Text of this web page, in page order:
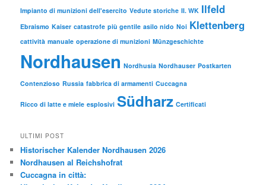
Impianto di munizioni dell'esercito Vedute storiche II. WK Ilfeld
Ebraismo Kaiser catastrofe più gentile asilo nido Noi Klettenberg
cattività manuale operazione di munizioni Münzgeschichte
Nordhausen Nordhusia Nordhauser Postkarten
Contenzioso Russia fabbrica di armamenti Cuccagna
Ricco di latte e miele esplosivi Südharz Certificati
ULTIMI POST
Historischer Kalender Nordhausen 2026
Nordhausen al Reichshofrat
Cuccagna in città: